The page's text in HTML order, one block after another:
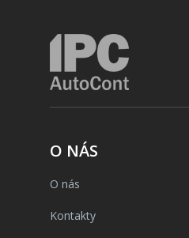
O NÁS
O nás
Kontakty